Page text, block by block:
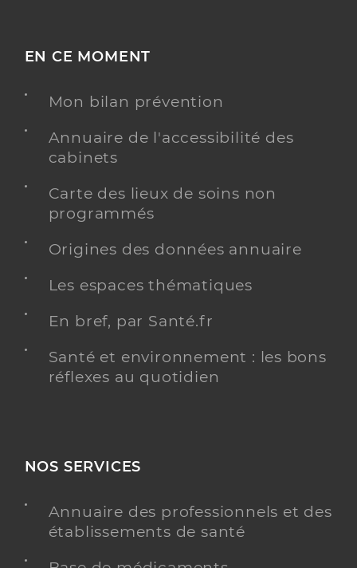
EN CE MOMENT
Mon bilan prévention
Annuaire de l'accessibilité des
cabinets
Carte des lieux de soins non
programmés
Origines des données annuaire
Les espaces thématiques
En bref, par Santé.fr
Santé et environnement : les bons
réflexes au quotidien
NOS SERVICES
Annuaire des professionnels et des
établissements de santé